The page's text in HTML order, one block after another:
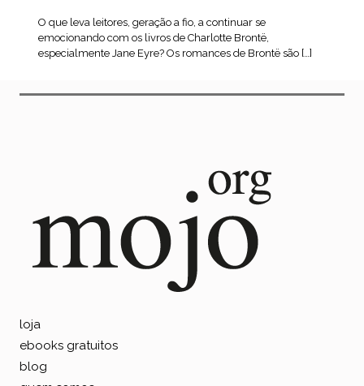
O que leva leitores, geração a fio, a continuar se
emocionando com os livros de Charlotte Brontë,
especialmente Jane Eyre? Os romances de Brontë são […]
leia mais
loja
ebooks gratuitos
blog